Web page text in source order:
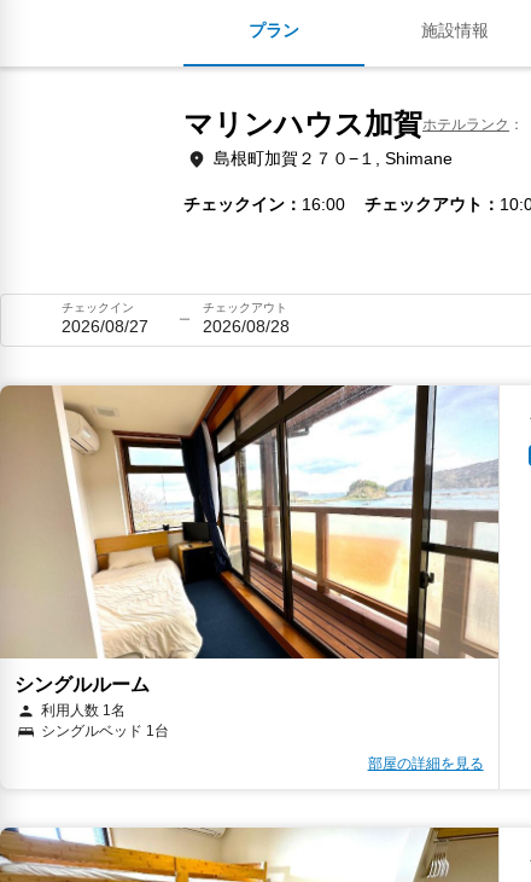
プラン 施設情報
マリンハウス加賀ホテルランク
島根町加賀２７０−１, Shimane
チェックイン 16:00 チェックアウト
チェックイン
2026/08/27
チェックアウト
2026/08/28
シングルルーム
利用人数 1名
シングルベッド 1台
部屋の詳細を見る